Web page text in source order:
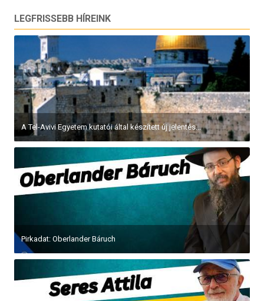
LEGFRISSEBB HÍREINK
A Tel-Avivi Egyetem kutatói által készített új jelentés...
Pirkadat: Oberlander Báruch